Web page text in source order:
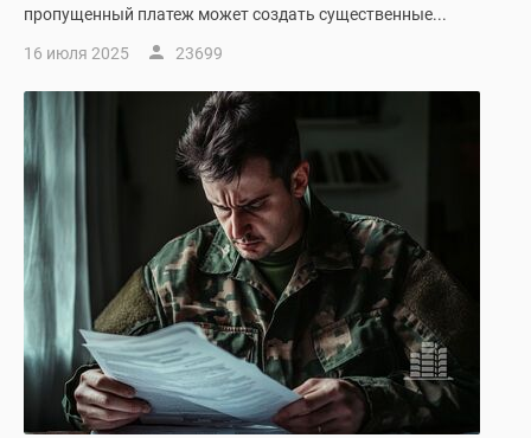
пропущенный платеж может создать существенные...
16 июля 2025 23699